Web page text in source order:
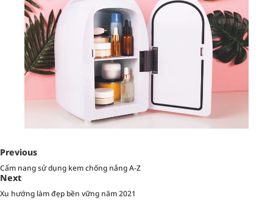
Previous
Cẩm nang sử dụng kem chống nắng A-Z
Next
Xu hướng làm đẹp bền vững năm 2021